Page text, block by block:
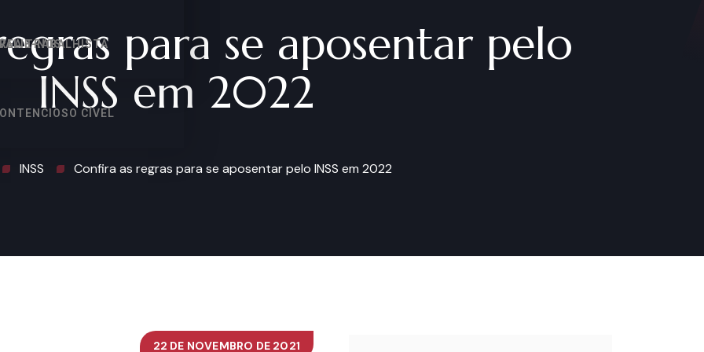
NOS
TRABALHISTA
CÍVEL
para se aposentar pelo
INSS em 2022
INSS Confira as regras para se aposentar pelo INSS em 2022
22 DE NOVEMBRO DE 2021